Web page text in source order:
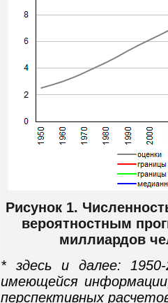
Рисунок 1.
вероятностным
миллиардов
* здесь и далее:
имеющейся
перспективных